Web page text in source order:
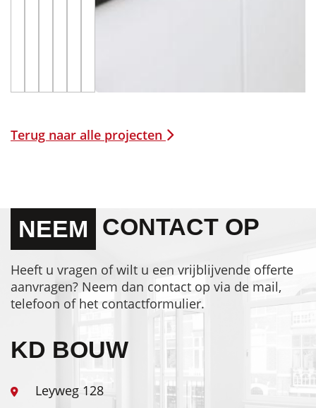
Terug naar alle projecten
NEEM CONTACT OP
Heeft u vragen of wilt u een vrijblijvende offerte
aanvragen? Neem dan contact op via de mail,
telefoon of het contactformulier.
KD BOUW
Leyweg 128